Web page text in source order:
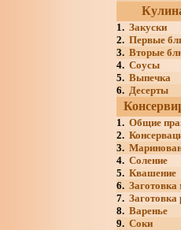
1. Закуски
2. Первые
3. Вторые
4. Соусы
5. Выпечка
6. Десерты
1. Общие
2.
3.
4. Соление
5. Квашение
6. Заготовка
7.
8. Варенье
9. Соки